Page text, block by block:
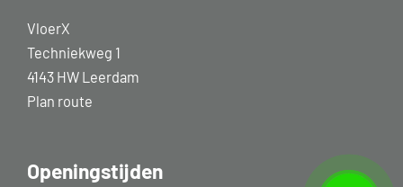
VloerX
Techniekweg 1
4143 HW Leerdam
Plan route
Openingstijden